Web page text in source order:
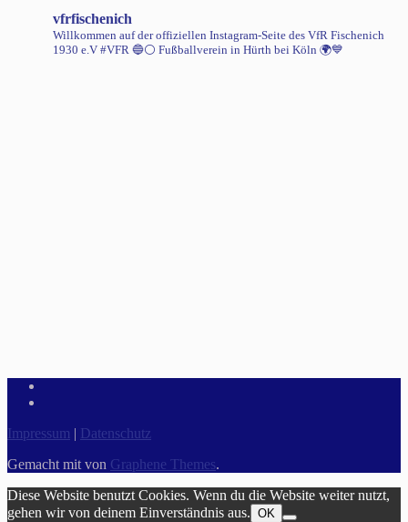
vfrfischenich
Willkommen auf der offiziellen Instagram-Seite des VfR Fischenich
1930 e.V #VFR 🔵⚪️ Fußballverein in Hürth bei Köln 🌍💙
Impressum | Datenschutz
Gemacht mit von Graphene Themes.
Diese Website benutzt Cookies. Wenn du die Website weiter nutzt,
gehen wir von deinem Einverständnis aus. OK